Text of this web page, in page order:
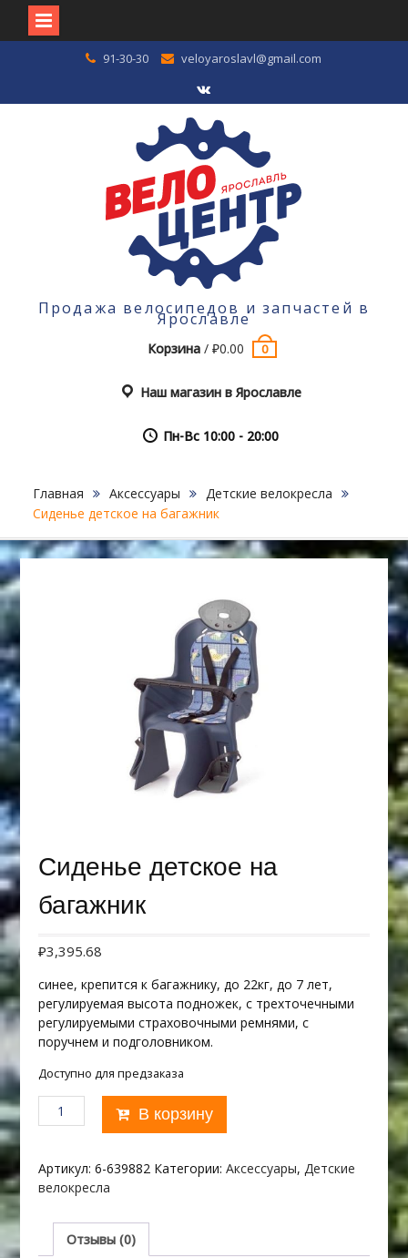
91-30-30 veloyaroslavl@gmail.com
VK
Продажа велосипедов и запчастей в
Ярославле
Корзина /₽0.00 0
Наш магазин в Ярославле
Пн-Вс 10:00 - 20:00
Главная Аксессуары
Детские велокресла
Сиденье детское на багажник
Сиденье детское на
багажник
₽3,395.68
синее, крепится к багажнику, до 22кг, до 7 лет,
регулируемая высота подножек, с трехточечными
регулируемыми страховочными ремнями, с
поручнем и подголовником.
Доступно для предзаказа
Количество
товара
детское
на
багажник
В корзину
Артикул: 6-639882 Категории: Аксессуары, Детские
велокресла
Отзывы (0)